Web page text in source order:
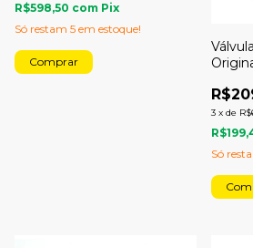
R$598,50 com Pix
Só restam 5 em estoque!
3 x de
Só